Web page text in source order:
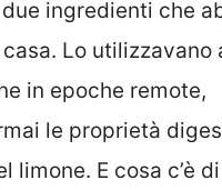
ingredienti che
Lo utilizzavano
in epoche remote,
le proprietà
limone. E cosa c’è